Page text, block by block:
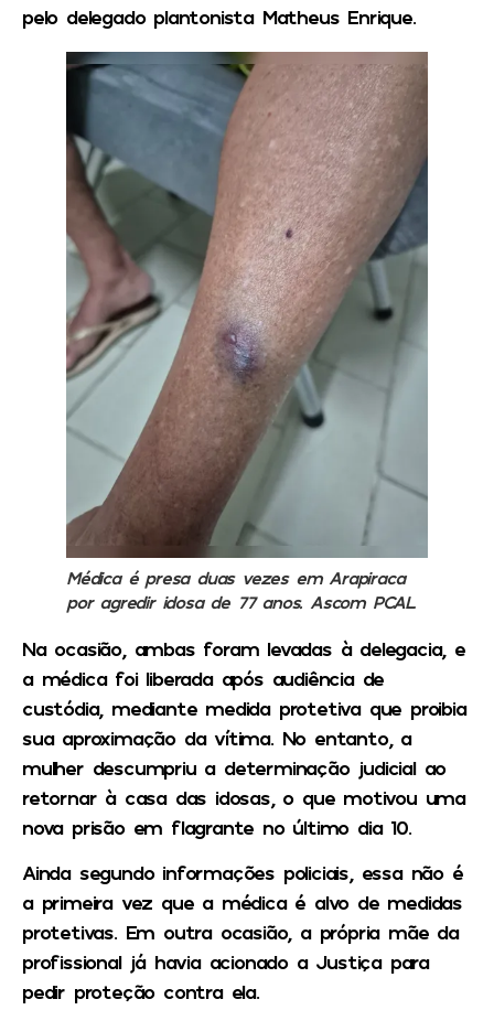
pelo delegado plantonista Matheus Enrique.
Médica é presa duas vezes em Arapiraca
por agredir idosa de 77 anos. Ascom PCAL
Na ocasião, ambas foram levadas à delegacia, e
a médica foi liberada após audiência de
custódia, mediante medida protetiva que proibia
sua aproximação da vítima. No entanto, a
mulher descumpriu a determinação judicial ao
retornar à casa das idosas, o que motivou uma
nova prisão em flagrante no último dia 10.
Ainda segundo informações policiais, essa não é
a primeira vez que a médica é alvo de medidas
protetivas. Em outra ocasião, a própria mãe da
profissional já havia acionado a Justiça para
pedir proteção contra ela.